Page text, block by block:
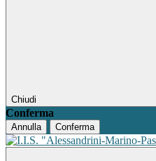
Chiudi
Conferma
Annulla Conferma